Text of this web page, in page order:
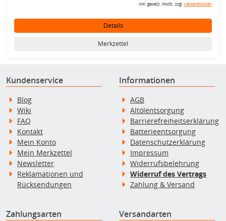
inkl. gesetzl. MwSt., zzgl.Versandkosten
Details
Merkzettel
Kundenservice
Blog
Wiki
FAQ
Kontakt
Mein Konto
Mein Merkzettel
Newsletter
Reklamationen und
Rücksendungen
Informationen
AGB
Altölentsorgung
Barrierefreiheitserklärung
Batterieentsorgung
Datenschutzerklärung
Impressum
Widerrufsbelehrung
Widerruf des Vertrags
Zahlung & Versand
Zahlungsarten Versandarten